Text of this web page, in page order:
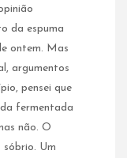
da espuma
ontem. Mas
argumentos
pensei que
fermentada
não. O
sóbrio. Um